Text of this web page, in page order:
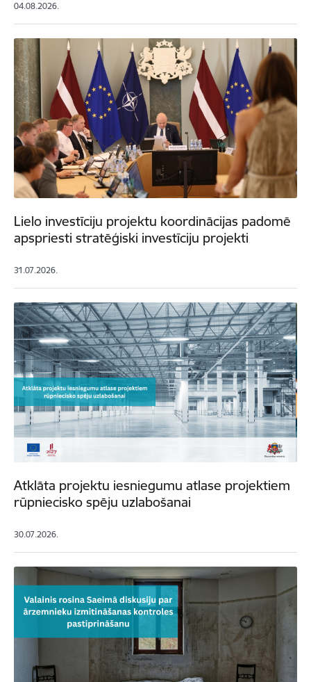
04.08.2026.
Lielo investīciju projektu koordinācijas padomē
apspriesti stratēģiski investīciju projekti
31.07.2026.
Atklāta projektu iesniegumu atlase projektiem
rūpniecisko spēju uzlabošanai
30.07.2026.